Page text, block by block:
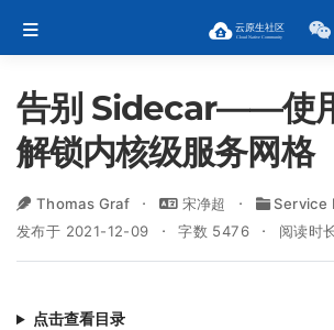
告别 Sidecar——使
解锁内核级服务网格
Thomas Graf 宋净超
Service
发布于 2021-12-09
字数 5476 阅读时
点击查看目录